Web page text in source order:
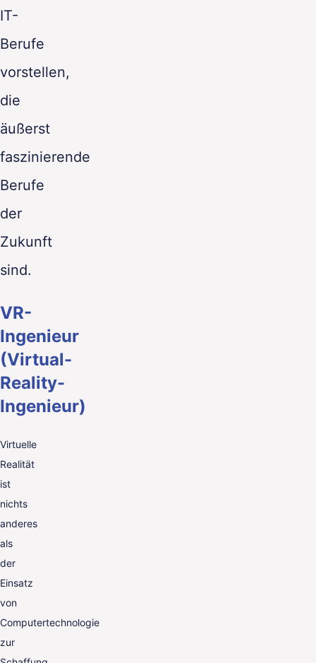
IT-
Berufe
vorstellen,
die
äußerst
faszinierende
Berufe
der
Zukunft
sind.
VR-
Ingenieur
(Virtual-
Reality-
Ingenieur)
Virtuelle
Realität
ist
nichts
anderes
als
der
Einsatz
von
Computertechnologie
zur